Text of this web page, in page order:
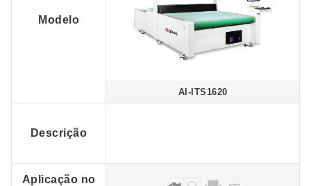
Modelo
Descrição
Aplicação no
AI-ITS1620